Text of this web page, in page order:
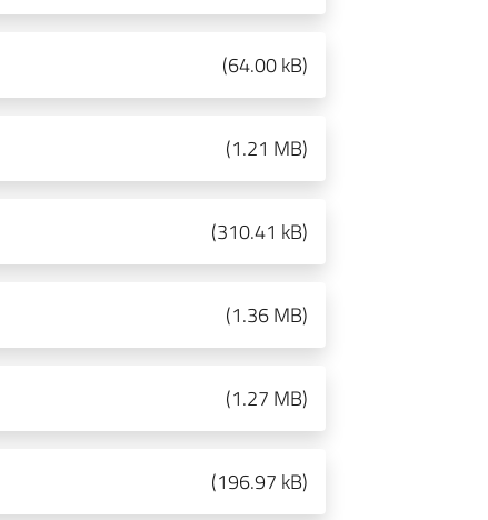
(64.00 kB)
(1.21 MB)
(310.41 kB)
(1.36 MB)
(1.27 MB)
(196.97 kB)